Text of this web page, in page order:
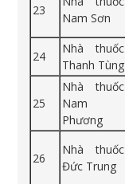
23
Nam Sơn
24
Nhà thuốc
Thanh Tùng
25
Nhà thuốc
Nam
Phương
26
Nhà thuốc
Đức Trung